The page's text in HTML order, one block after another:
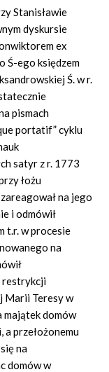
Stanisławie
dyskursie
ex
Ś-ego księdzem
Ś. w r.
pismach
portatif” cyklu
satyr z r. 1773
łożu
na jego
i odmówił
t.r. w procesie
na
restrykcji
Marii Teresy w
majątek domów
a przełożonemu
na
domów w